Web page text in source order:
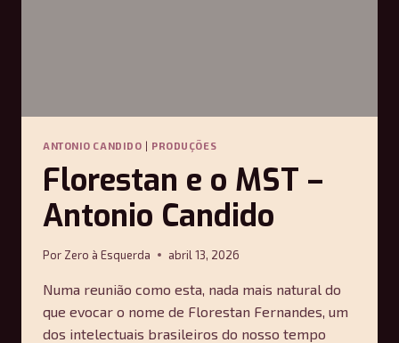
ANTONIO CANDIDO | PRODUÇÕES
Florestan e o MST –
Antonio Candido
Por Zero à Esquerda abril 13, 2026
Numa reunião como esta, nada mais natural do
que evocar o nome de Florestan Fernandes, um
dos intelectuais brasileiros do nosso tempo